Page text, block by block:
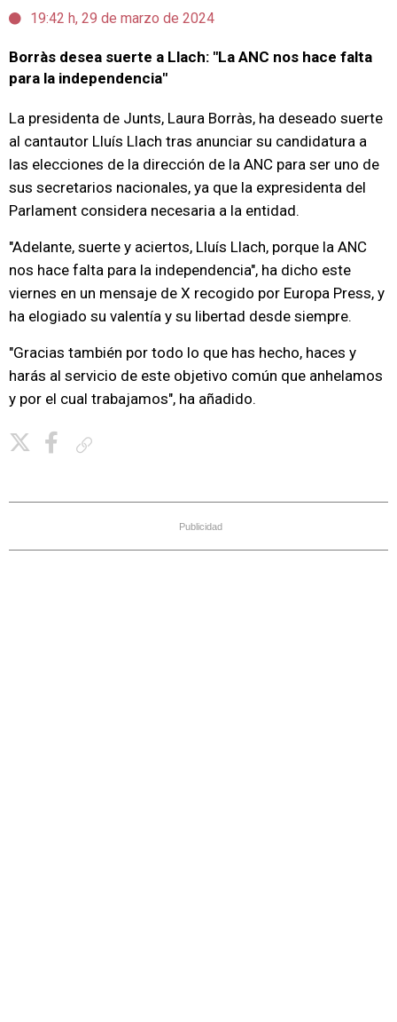
19:42 h, 29 de marzo de 2024
Borràs desea suerte a Llach: "La ANC nos hace falta
para la independencia"
La presidenta de Junts, Laura Borràs, ha deseado suerte
al cantautor Lluís Llach tras anunciar su candidatura a
las elecciones de la dirección de la ANC para ser uno de
sus secretarios nacionales, ya que la expresidenta del
Parlament considera necesaria a la entidad.
"Adelante, suerte y aciertos, Lluís Llach, porque la ANC
nos hace falta para la independencia", ha dicho este
viernes en un mensaje de X recogido por Europa Press, y
ha elogiado su valentía y su libertad desde siempre.
"Gracias también por todo lo que has hecho, haces y
harás al servicio de este objetivo común que anhelamos
y por el cual trabajamos", ha añadido.
Publicidad